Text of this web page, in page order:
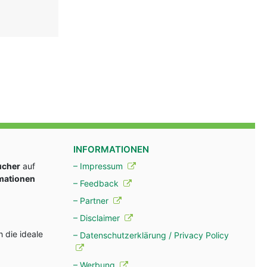
auf
die ideale
INFORMATIONEN
– Impressum
– Feedback
– Partner
– Disclaimer
– Datenschutzerklärung / Privacy Policy
– Werbung